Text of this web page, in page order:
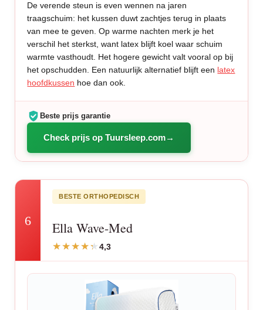
De verende steun is even wennen na jaren
traagschuim: het kussen duwt zachtjes terug in plaats
van mee te geven. Op warme nachten merk je het
verschil het sterkst, want latex blijft koel waar schuim
warmte vasthoudt. Het hogere gewicht valt vooral op bij
het opschudden. Een natuurlijk alternatief blijft een latex
hoofdkussen hoe dan ook.
Beste prijs garantie
Check prijs op Tuursleep.com
6
BESTE ORTHOPEDISCH
Ella Wave-Med
4,3